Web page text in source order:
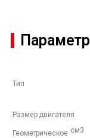
Параметр
Тип
Размер двигателя
Геометрическое см3